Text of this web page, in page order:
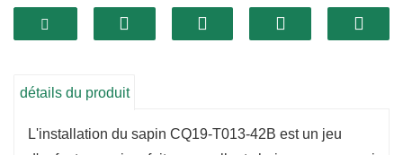
Le CQ19-T013-42B est un charmant sapin de
Noël de 42 cm, conçu pour apporter l'esprit des
compactes le rendent idéal pour les tables, les
permettant de créer une ambiance chaleureuse
détails du produit
L'installation du sapin CQ19-T013-42B est un jeu